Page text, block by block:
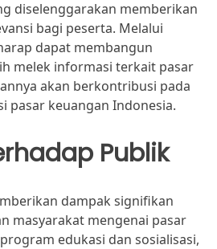
diselenggarakan memberikan
bagi peserta. Melalui
dapat membangun
melek informasi terkait pasar
akan berkontribusi pada
pasar keuangan Indonesia.
Publik
dampak signifikan
masyarakat mengenai pasar
edukasi dan sosialisasi,